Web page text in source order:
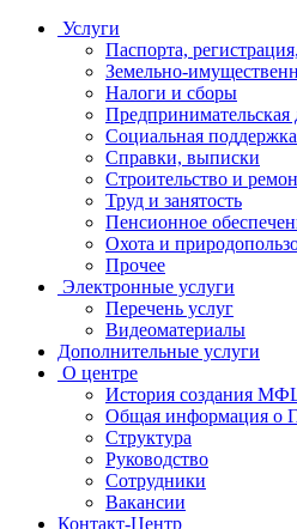
Услуги
Паспорта,
Земельно-
Налоги и сборы
Предпринимательская
Социальная
Справки, выписки
Строительство и
Труд и занятость
Пенсионное
Охота и
Прочее
Электронные услуги
Перечень услуг
Видеоматериалы
Дополнительные услуги
О центре
История создания
Общая информация
Структура
Руководство
Сотрудники
Вакансии
Контакт-Центр